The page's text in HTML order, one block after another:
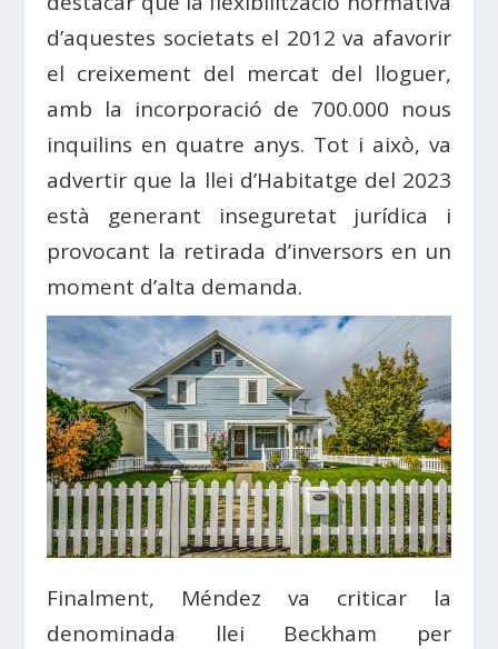
d’aquestes societats el 2012 va afavorir
el creixement del mercat del lloguer,
amb la incorporació de 700.000 nous
inquilins en quatre anys. Tot i això, va
advertir que la llei d’Habitatge del 2023
està generant inseguretat jurídica i
provocant la retirada d’inversors en un
moment d’alta demanda.
Finalment, Méndez va criticar la
denominada llei Beckham per